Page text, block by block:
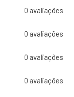
0 avaliações
0 avaliações
0 avaliações
0 avaliações